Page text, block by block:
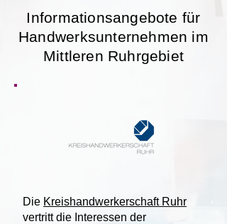
Informationsangebote für
Handwerksunternehmen im
Mittleren Ruhrgebiet
Die Kreishandwerkerschaft Ruhr
vertritt die Interessen der